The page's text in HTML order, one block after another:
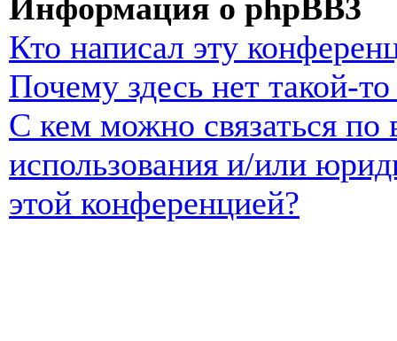
Информация о phpBB3
Кто написал эту
Почему здесь нет такой-
С кем можно связаться по
использования и/или
этой конференцией?